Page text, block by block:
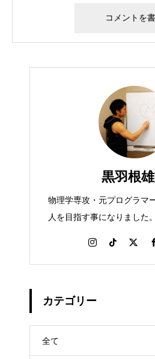
黒羽根
物理学専攻・元プログラマ
人を目指す事になりました。
カテゴリー
全て